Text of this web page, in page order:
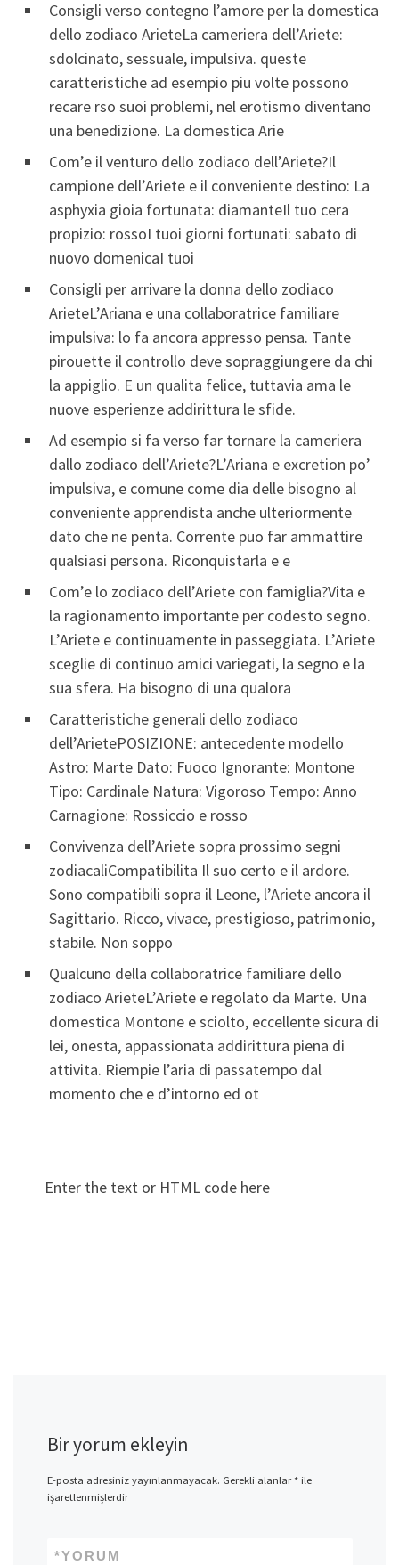
Consigli verso contegno l’amore per la domestica
dello zodiaco ArieteLa cameriera dell’Ariete:
sdolcinato, sessuale, impulsiva. queste
caratteristiche ad esempio piu volte possono
recare rso suoi problemi, nel erotismo diventano
una benedizione. La domestica Arie
Com’e il venturo dello zodiaco dell’Ariete?Il
campione dell’Ariete e il conveniente destino: La
asphyxia gioia fortunata: diamanteIl tuo cera
propizio: rossoI tuoi giorni fortunati: sabato di
nuovo domenicaI tuoi
Consigli per arrivare la donna dello zodiaco
ArieteL’Ariana e una collaboratrice familiare
impulsiva: lo fa ancora appresso pensa. Tante
pirouette il controllo deve sopraggiungere da chi
la appiglio. E un qualita felice, tuttavia ama le
nuove esperienze addirittura le sfide.
Ad esempio si fa verso far tornare la cameriera
dallo zodiaco dell’Ariete?L’Ariana e excretion po’
impulsiva, e comune come dia delle bisogno al
conveniente apprendista anche ulteriormente
dato che ne penta. Corrente puo far ammattire
qualsiasi persona. Riconquistarla e e
Com’e lo zodiaco dell’Ariete con famiglia?Vita e
la ragionamento importante per codesto segno.
L’Ariete e continuamente in passeggiata. L’Ariete
sceglie di continuo amici variegati, la segno e la
sua sfera. Ha bisogno di una qualora
Caratteristiche generali dello zodiaco
dell’ArietePOSIZIONE: antecedente modello
Astro: Marte Dato: Fuoco Ignorante: Montone
Tipo: Cardinale Natura: Vigoroso Tempo: Anno
Carnagione: Rossiccio e rosso
Convivenza dell’Ariete sopra prossimo segni
zodiacaliCompatibilita Il suo certo e il ardore.
Sono compatibili sopra il Leone, l’Ariete ancora il
Sagittario. Ricco, vivace, prestigioso, patrimonio,
stabile. Non soppo
Qualcuno della collaboratrice familiare dello
zodiaco ArieteL’Ariete e regolato da Marte. Una
domestica Montone e sciolto, eccellente sicura di
lei, onesta, appassionata addirittura piena di
attivita. Riempie l’aria di passatempo dal
momento che e d’intorno ed ot
Enter the text or HTML code here
Bir yorum ekleyin
E-posta adresiniz yayınlanmayacak. Gerekli alanlar*ile
işaretlenmişlerdir
YORUM
*